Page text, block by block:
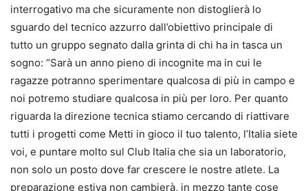
interrogativo ma che sicuramente non distoglierà lo
sguardo del tecnico azzurro dall’obiettivo principale di
tutto un gruppo segnato dalla grinta di chi ha in tasca un
sogno: “Sarà un anno pieno di incognite ma in cui le
ragazze potranno sperimentare qualcosa di più in campo e
noi potremo studiare qualcosa in più per loro. Per quanto
riguarda la direzione tecnica stiamo cercando di riattivare
tutti i progetti come Metti in gioco il tuo talento, l’Italia siete
voi, e puntare molto sul Club Italia che sia un laboratorio,
non solo un posto dove far crescere le nostre atlete. La
preparazione estiva non cambierà, in mezzo tante cose